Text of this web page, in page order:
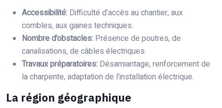
Accessibilité: Difficulté d’accès au chantier, aux
combles, aux gaines techniques.
Nombre d’obstacles: Présence de poutres, de
canalisations, de câbles électriques.
Travaux préparatoires: Désamiantage, renforcement de
la charpente, adaptation de l’installation électrique.
La région géographique